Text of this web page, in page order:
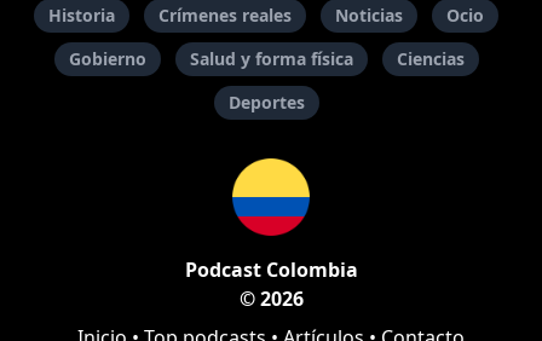
Historia
Crímenes reales Noticias
Ocio
Gobierno
Salud y forma física
Ciencias
Deportes
Podcast Colombia
© 2026